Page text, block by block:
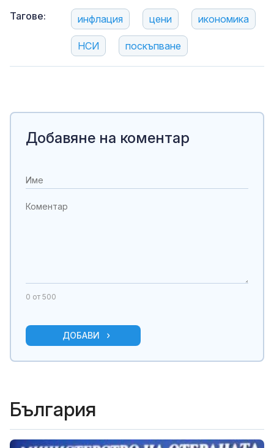
Тагове: инфлация цени икономика
НСИ поскъпване
Добавяне на коментар
0 от 500
ДОБАВИ
България